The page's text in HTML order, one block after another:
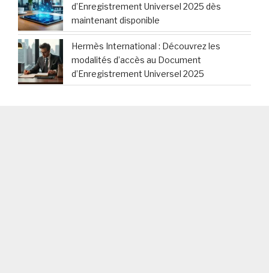
d’Enregistrement Universel 2025 dès
maintenant disponible
Hermès International : Découvrez les
modalités d’accès au Document
d’Enregistrement Universel 2025